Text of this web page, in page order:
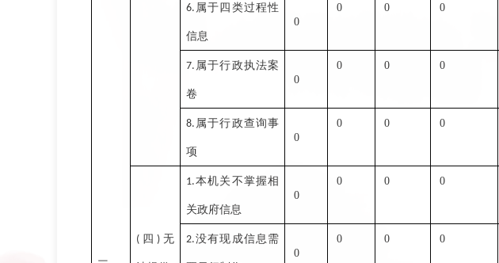
6. 属于四类过程性
信息
0
0 0 0
7. 属于行政执法案
卷
0
0 0 0
8. 属于行政查询事
项
0
0 0 0
( 四 )无
1.本机关不掌握相
关政府信息
0
0 0 0
2.没有现成信息需
0
0 0 0